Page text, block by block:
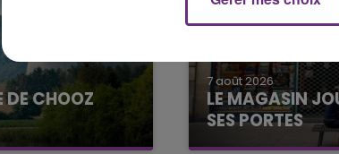
DE CHOOZ
la centrale
7 août 2026
LE MAGASIN
SES PORTES
C'était l'une des
CHAMPAGNE FM
7h00 - 12h00
LE